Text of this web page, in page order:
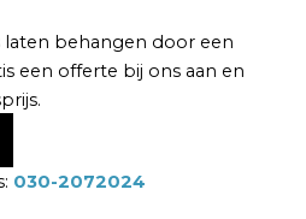
behangen door een
een offerte bij ons aan en
030-2072024